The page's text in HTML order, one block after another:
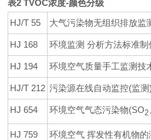
表2 TVOC浓度-颜色分级
HJ/T 55
大气污染物无组织排放监
HJ 168 环境监测 分析方法标准制
HJ 194 环境空气质量手工监测技
HJ/T 212 污染源在线自动监控(监
HJ 654 环境空气气态污染物(SO2
HJ 759 环境空气 挥发性有机物的